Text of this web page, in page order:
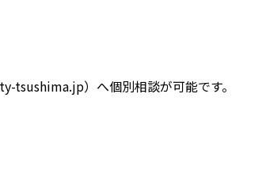
tsushima.jp）へ個別相談が可能です。